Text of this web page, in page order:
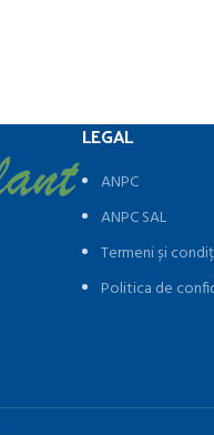
LEGAL
ANPC
ANPC SAL
Termeni și
Politica de